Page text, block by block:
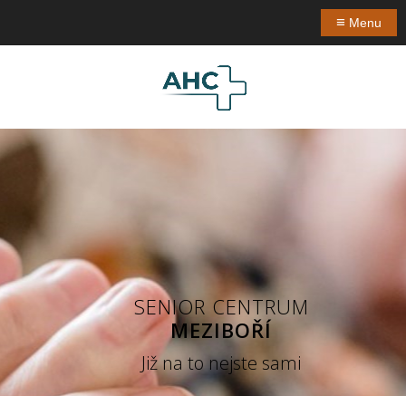
≡ Menu
SENIOR CENTRUM
MEZIBOŘÍ
Již na to nejste sami